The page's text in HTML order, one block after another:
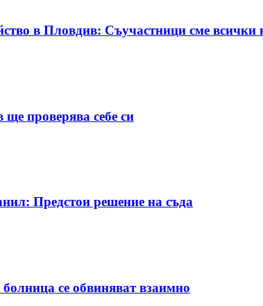
в Пловдив: Съучастници сме всички
проверява себе си
Предстои решение на съда
се обвиняват взаимно